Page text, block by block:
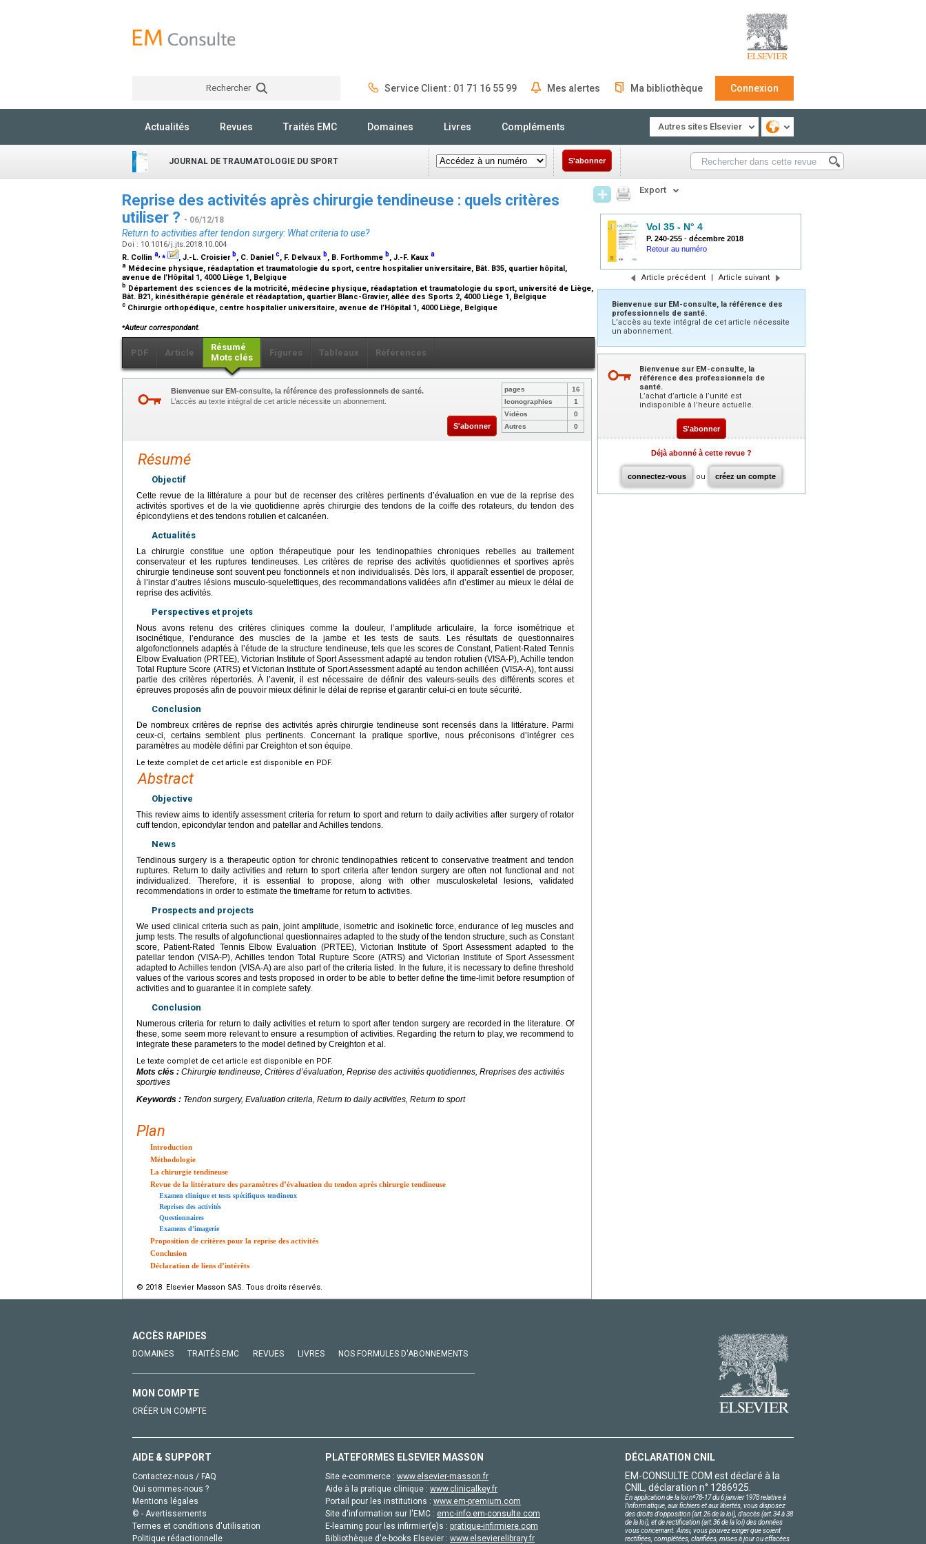
Rechercher Service Client : 01 71 16 55 99 Mes alertes Ma bibliothèque Connexion
Actualités Revues Traités EMC Domaines Livres Compléments Autres sites Elsevier
JOURNAL DE TRAUMATOLOGIE DU SPORT S'abonner
Reprise des activités après chirurgie tendineuse : quels critères
utiliser ? - 06/12/18
Return to activities after tendon surgery: What criteria to use?
Doi : 10.1016/j.jts.2018.10.004
R. Collin a,⁎ , J.-L. Croisier b, C. Daniel c, F. Delvaux b, B. Forthomme b, J.-F. Kaux a
a Médecine physique, réadaptation et traumatologie du sport, centre hospitalier universitaire, Bât. B35, quartier hôpital,
avenue de l’Hôpital 1, 4000 Liège 1, Belgique
b Département des sciences de la motricité, médecine physique, réadaptation et traumatologie du sport, université de Liège,
Bât. B21, kinésithérapie générale et réadaptation, quartier Blanc-Gravier, allée des Sports 2, 4000 Liège 1, Belgique
c Chirurgie orthopédique, centre hospitalier universitaire, avenue de l’Hôpital 1, 4000 Liège, Belgique
⁎Auteur correspondant.
PDF Article
Résumé
Mots clés
Figures Tableaux Références
Bienvenue sur EM-consulte, la référence des professionnels de santé.
L’accès au texte intégral de cet article nécessite un abonnement.
S'abonner
pages
16
Iconographies
1
Vidéos
0
Autres
0
Résumé
Objectif
Cette revue de la littérature a pour but de recenser des critères pertinents d’évaluation en vue de la reprise des
activités sportives et de la vie quotidienne après chirurgie des tendons de la coiffe des rotateurs, du tendon des
épicondyliens et des tendons rotulien et calcanéen.
Actualités
La chirurgie constitue une option thérapeutique pour les tendinopathies chroniques rebelles au traitement
conservateur et les ruptures tendineuses. Les critères de reprise des activités quotidiennes et sportives après
chirurgie tendineuse sont souvent peu fonctionnels et non individualisés. Dès lors, il apparaît essentiel de proposer,
à l’instar d’autres lésions musculo-squelettiques, des recommandations validées afin d’estimer au mieux le délai de
reprise des activités.
Perspectives et projets
Nous avons retenu des critères cliniques comme la douleur, l’amplitude articulaire, la force isométrique et
isocinétique, l’endurance des muscles de la jambe et les tests de sauts. Les résultats de questionnaires
algofonctionnels adaptés à l’étude de la structure tendineuse, tels que les scores de Constant, Patient-Rated Tennis
Elbow Evaluation (PRTEE), Victorian Institute of Sport Assessment adapté au tendon rotulien (VISA-P), Achille tendon
Total Rupture Score (ATRS) et Victorian Institute of Sport Assessment adapté au tendon achilléen (VISA-A), font aussi
partie des critères répertoriés. À l’avenir, il est nécessaire de définir des valeurs-seuils des différents scores et
épreuves proposés afin de pouvoir mieux définir le délai de reprise et garantir celui-ci en toute sécurité.
Conclusion
De nombreux critères de reprise des activités après chirurgie tendineuse sont recensés dans la littérature. Parmi
ceux-ci, certains semblent plus pertinents. Concernant la pratique sportive, nous préconisons d’intégrer ces
paramètres au modèle défini par Creighton et son équipe.
Le texte complet de cet article est disponible en PDF.
Abstract
Objective
This review aims to identify assessment criteria for return to sport and return to daily activities after surgery of rotator
cuff tendon, epicondylar tendon and patellar and Achilles tendons.
News
Tendinous surgery is a therapeutic option for chronic tendinopathies reticent to conservative treatment and tendon
ruptures. Return to daily activities and return to sport criteria after tendon surgery are often not functional and not
individualized. Therefore, it is essential to propose, along with other musculoskeletal lesions, validated
recommendations in order to estimate the timeframe for return to activities.
Prospects and projects
We used clinical criteria such as pain, joint amplitude, isometric and isokinetic force, endurance of leg muscles and
jump tests. The results of algofunctional questionnaires adapted to the study of the tendon structure, such as Constant
score, Patient-Rated Tennis Elbow Evaluation (PRTEE), Victorian Institute of Sport Assessment adapted to the
patellar tendon (VISA-P), Achilles tendon Total Rupture Score (ATRS) and Victorian Institute of Sport Assessment
adapted to Achilles tendon (VISA-A) are also part of the criteria listed. In the future, it is necessary to define threshold
values of the various scores and tests proposed in order to be able to better define the time-limit before resumption of
activities and to guarantee it in complete safety.
Conclusion
Numerous criteria for return to daily activities et return to sport after tendon surgery are recorded in the literature. Of
these, some seem more relevant to ensure a resumption of activities. Regarding the return to play, we recommend to
integrate these parameters to the model defined by Creighton et al.
Le texte complet de cet article est disponible en PDF.
Mots clés : Chirurgie tendineuse, Critères d’évaluation, Reprise des activités quotidiennes, Rreprises des activités
sportives
Keywords : Tendon surgery, Evaluation criteria, Return to daily activities, Return to sport
Plan
Introduction
Méthodologie
La chirurgie tendineuse
Revue de la littérature des paramètres d’évaluation du tendon après chirurgie tendineuse
Examen clinique et tests spécifiques tendineux
Reprises des activités
Questionnaires
Examens d’imagerie
Proposition de critères pour la reprise des activités
Conclusion
Déclaration de liens d’intérêts
© 2018 Elsevier Masson SAS. Tous droits réservés.
Export
Vol 35 - N° 4
P. 240-255 - décembre 2018
Retour au numéro
Article précédent | Article suivant
Bienvenue sur EM-consulte, la référence des
professionnels de santé.
L’accès au texte intégral de cet article nécessite
un abonnement.
Bienvenue sur EM-consulte, la
référence des professionnels de
santé.
L’achat d’article à l’unité est
indisponible à l’heure actuelle.
S'abonner
Déjà abonné à cette revue ?
connectez-vous ou créez un compte
ACCÈS RAPIDES
DOMAINES TRAITÉS EMC REVUES LIVRES NOS FORMULES D'ABONNEMENTS
MON COMPTE
CRÉER UN COMPTE
AIDE & SUPPORT
Contactez-nous / FAQ
Qui sommes-nous ?
Mentions légales
© - Avertissements
Termes et conditions d'utilisation
Politique rédactionnelle
PLATEFORMES ELSEVIER MASSON
Site e-commerce : www.elsevier-masson.fr
Aide à la pratique clinique : www.clinicalkey.fr
Portail pour les institutions : www.em-premium.com
Site d'information sur l'EMC : emc-info.em-consulte.com
E-learning pour les infirmier(e)s : pratique-infirmiere.com
Bibliothèque d'e-books Elsevier : www.elsevierelibrary.fr
DÉCLARATION CNIL
EM-CONSULTE.COM est déclaré à la
CNIL, déclaration n° 1286925.
En application de la loi nº78-17 du 6 janvier 1978 relative à
l'informatique, aux fichiers et aux libertés, vous disposez
des droits d'opposition (art.26 de la loi), d'accès (art.34 à 38
de la loi), et de rectification (art.36 de la loi) des données
vous concernant. Ainsi, vous pouvez exiger que soient
rectifiées, complétées, clarifiées, mises à jour ou effacées